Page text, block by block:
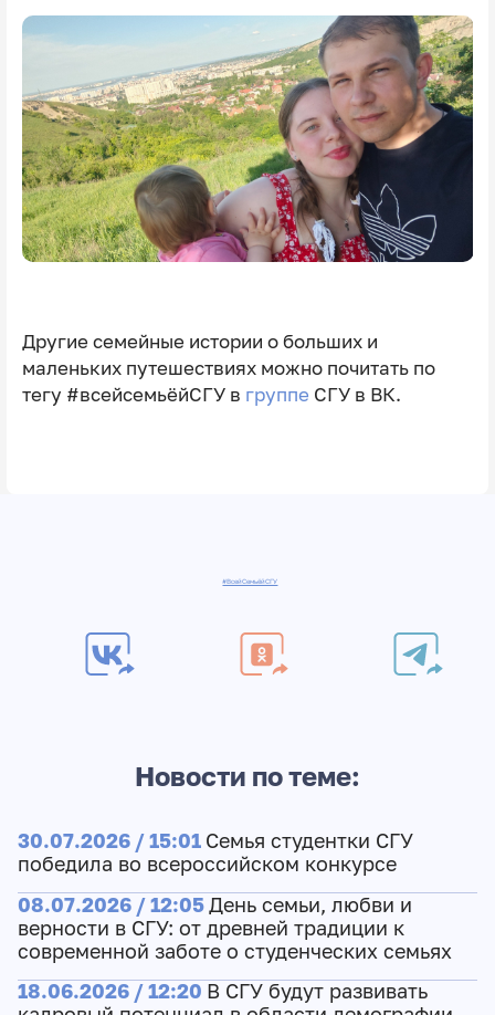
Другие семейные истории о больших и
маленьких путешествиях можно почитать по
тегу #всейсемьёйСГУ в группе СГУ в ВК.
#ВсейСемьёйСГУ
Новости по теме:
30.07.2026 / 15:01 Семья студентки СГУ
победила во всероссийском конкурсе
08.07.2026 / 12:05День семьи, любви и
верности в СГУ: от древней традиции к
современной заботе о студенческих семьях
18.06.2026 / 12:20 В СГУ будут развивать